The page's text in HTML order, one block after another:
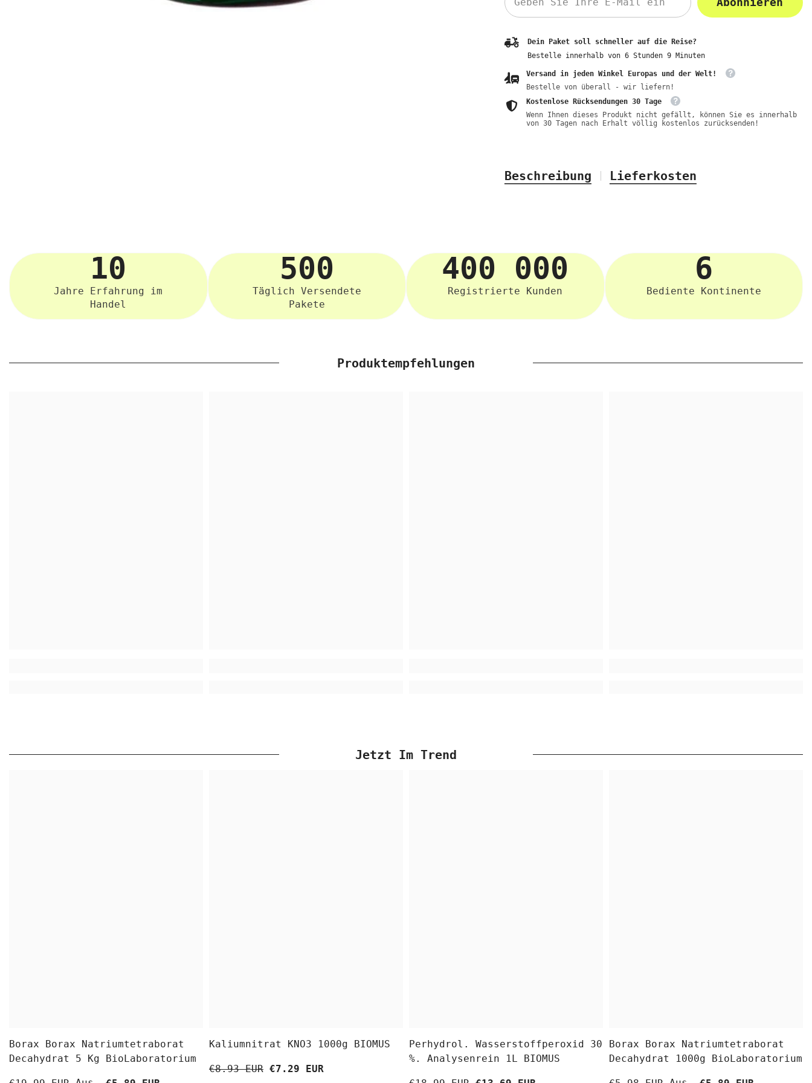
Dein Paket soll schneller auf die Reise?
Bestelle innerhalb von 6Stunden 9Minuten
Versand in jeden Winkel Europas und der Welt!
Bestelle von überall - wir liefern!
Kostenlose Rücksendungen 30 Tage
Wenn Ihnen dieses Produkt nicht gefällt, können Sie es innerhalb
von 30 Tagen nach Erhalt völlig kostenlos zurücksenden!
Beschreibung Lieferkosten
10
Jahre Erfahrung im
Handel
500
Täglich Versendete
Pakete
400 000
Registrierte Kunden
6
Bediente Kontinente
Produktempfehlungen
Jetzt Im Trend
Borax Borax Natriumtetraborat
Decahydrat 5 Kg BioLaboratorium
Kaliumnitrat KNO3 1000g BIOMUS
€8.93 EUR €7.29 EUR
Perhydrol. Wasserstoffperoxid 30
%. Analysenrein 1L BIOMUS
Borax Borax Natriumtetraborat
Decahydrat 1000g BioLaboratorium